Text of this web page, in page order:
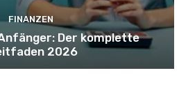
FINANZEN
Der komplette
2026